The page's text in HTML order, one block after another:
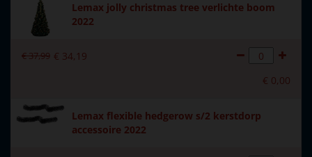
Met muziek Nee
Materiaal
Lemax jolly christmas tree verlichte boom
2022
€37,99 € 34, 19
€ 0,00
Lemax flexible hedgerow s/2 kerstdorp
accessoire 2022